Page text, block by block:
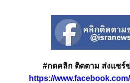
#กดคลิก ติดตาม ส่งแชร์
https://